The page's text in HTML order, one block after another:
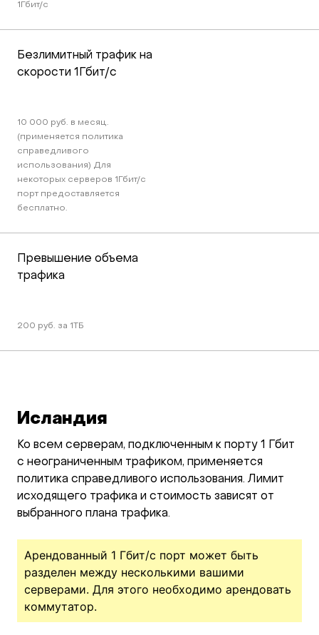
1Гбит/c
Безлимитный трафик на
скорости 1Гбит/c
10 000 руб. в месяц.
(применяется политика
справедливого
использования) Для
некоторых серверов 1Гбит/c
порт предоставляется
бесплатно.
Превышение объема
трафика
200 руб. за 1ТБ
Исландия
Ко всем серверам, подключенным к порту 1 Гбит
с неограниченным трафиком, применяется
политика справедливого использования. Лимит
исходящего трафика и стоимость зависят от
выбранного плана трафика.
Арендованный 1 Гбит/c порт может быть
разделен между несколькими вашими
серверами. Для этого необходимо арендовать
коммутатор.